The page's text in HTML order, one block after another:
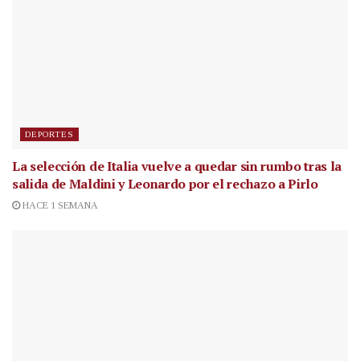
DEPORTES
La selección de Italia vuelve a quedar sin rumbo tras la
salida de Maldini y Leonardo por el rechazo a Pirlo
HACE 1 SEMANA